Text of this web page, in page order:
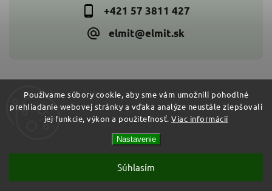
Používame súbory cookie, aby sme vám umožnili pohodlné
prehliadanie webovej stránky a vďaka analýze neustále zlepšovali
jej funkcie, výkon a použiteľnosť. Viac informácií
Nastavenie
Súhlasím
+421 57 3811 427
elmit@elmit.sk
Copyright 2026ELMIT - Elektroinštalačný materiál, svietidlá.
Všetky práva vyhradené.
Shoptet| Design